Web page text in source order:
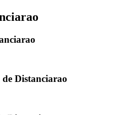
de Distanciarao